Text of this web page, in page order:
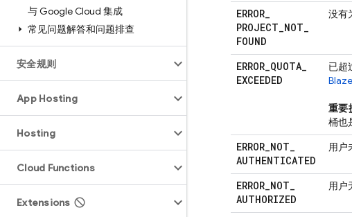
与 Google Cloud 集成
常见问题解答和问题排查
安全规则
App Hosting
Hosting
Cloud Functions
Extensions
ERROR_
PROJECT_NOT_
FOUND
没有
ERROR_QUOTA_
EXCEEDED
已超
重要
桶也
ERROR_NOT_
AUTHENTICATED
用户
ERROR_NOT_
AUTHORIZED
用户